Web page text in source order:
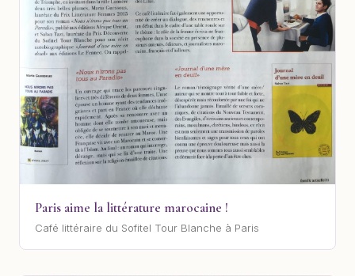
Paris aime la littérature marocaine !
Café littéraire du Sofitel Tour Blanche à Paris